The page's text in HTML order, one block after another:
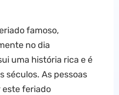
famoso,
no dia
uma história rica e é
séculos. As pessoas
este feriado